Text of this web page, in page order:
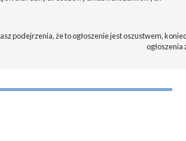
podejrzenia, że to ogłoszenie jest oszustwem,